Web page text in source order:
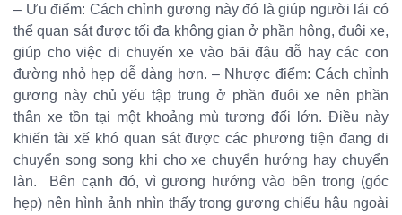
– Ưu điểm: Cách chỉnh gương này đó là giúp người lái có
thể quan sát được tối đa không gian ở phần hông, đuôi xe,
giúp cho việc di chuyển xe vào bãi đậu đỗ hay các con
đường nhỏ hẹp dễ dàng hơn. – Nhược điểm: Cách chỉnh
gương này chủ yếu tập trung ở phần đuôi xe nên phần
thân xe tồn tại một khoảng mù tương đối lớn. Điều này
khiến tài xế khó quan sát được các phương tiện đang di
chuyển song song khi cho xe chuyển hướng hay chuyển
làn. Bên cạnh đó, vì gương hướng vào bên trong (góc
hẹp) nên hình ảnh nhìn thấy trong gương chiếu hậu ngoài